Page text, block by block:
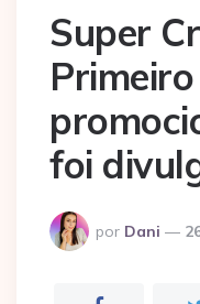
Super
foi
Postado
por
por Dani